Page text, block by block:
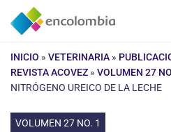
Saltar
INICIO » VETERINARIA »
REVISTA ACOVEZ » VOLUMEN 27
NITRÓGENO UREICO DE LA LECHE
VOLUMEN 27 NO. 1